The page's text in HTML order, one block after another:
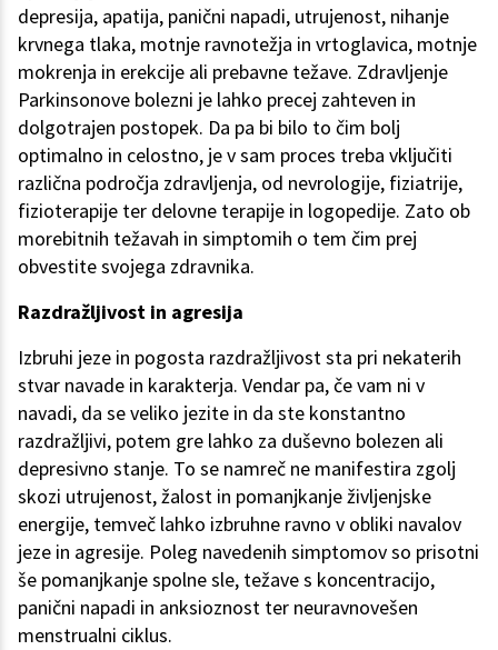
depresija, apatija, panični napadi, utrujenost, nihanje
krvnega tlaka, motnje ravnotežja in vrtoglavica, motnje
mokrenja in erekcije ali prebavne težave. Zdravljenje
Parkinsonove bolezni je lahko precej zahteven in
dolgotrajen postopek. Da pa bi bilo to čim bolj
optimalno in celostno, je v sam proces treba vključiti
različna področja zdravljenja, od nevrologije, fiziatrije,
fizioterapije ter delovne terapije in logopedije. Zato ob
morebitnih težavah in simptomih o tem čim prej
obvestite svojega zdravnika.
Razdražljivost in agresija
Izbruhi jeze in pogosta razdražljivost sta pri nekaterih
stvar navade in karakterja. Vendar pa, če vam ni v
navadi, da se veliko jezite in da ste konstantno
razdražljivi, potem gre lahko za duševno bolezen ali
depresivno stanje. To se namreč ne manifestira zgolj
skozi utrujenost, žalost in pomanjkanje življenjske
energije, temveč lahko izbruhne ravno v obliki navalov
jeze in agresije. Poleg navedenih simptomov so prisotni
še pomanjkanje spolne sle, težave s koncentracijo,
panični napadi in anksioznost ter neuravnovešen
menstrualni ciklus.